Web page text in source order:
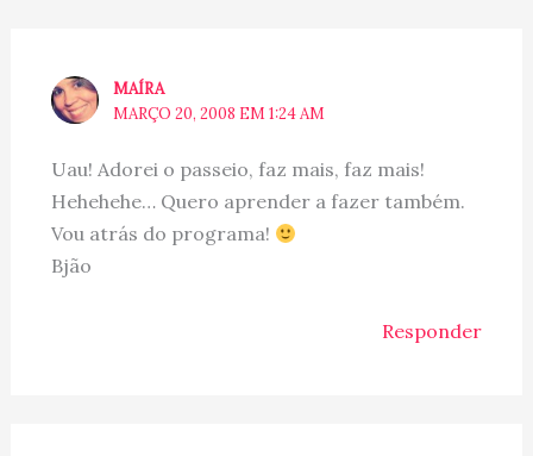
MAÍRA
MARÇO 20, 2008 EM 1:24 AM
Uau! Adorei o passeio, faz mais, faz mais!
Hehehehe… Quero aprender a fazer também.
Vou atrás do programa!
Bjão
Responder